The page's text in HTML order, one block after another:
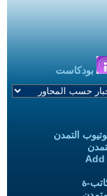
بودكاست
التمدن
ة